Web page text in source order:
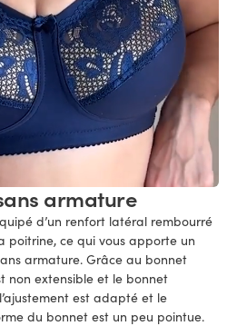
armature
d’un renfort latéral rembourré
poitrine, ce qui vous apporte un
armature. Grâce au bonnet
non extensible et le bonnet
est adapté et le
du bonnet est un peu pointue.